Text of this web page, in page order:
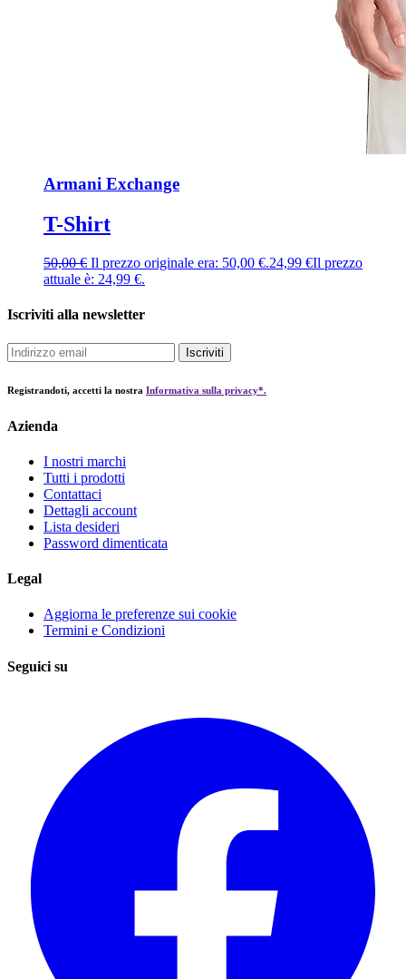
Armani Exchange
T-Shirt
50,00€ Il prezzo originale era: 50,00 €.24,99 €Il prezzo
attuale è: 24,99 €.
Iscriviti alla newsletter
Iscriviti
Registrandoti, accetti la nostra Informativa sulla privacy*.
Azienda
I nostri marchi
Tutti i prodotti
Contattaci
Dettagli account
Lista desideri
Password dimenticata
Legal
Aggiorna le preferenze sui cookie
Termini e Condizioni
Seguici su